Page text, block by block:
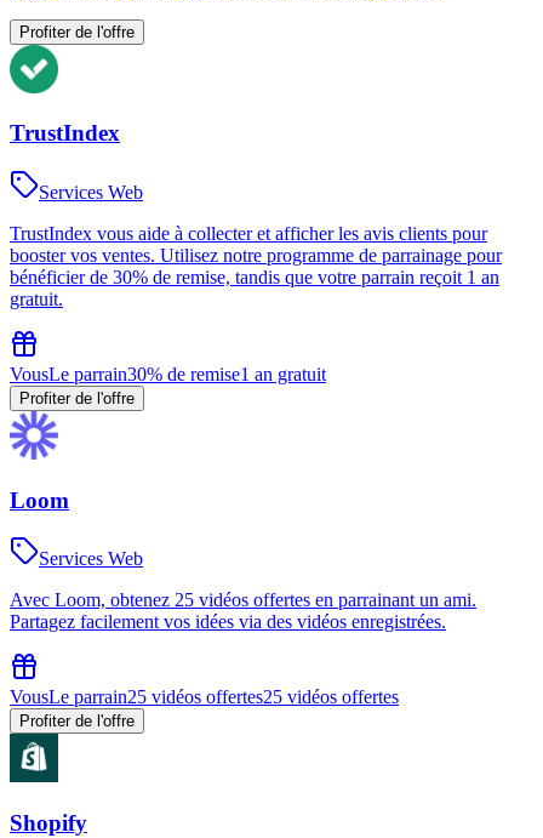
Profiter de l'offre
TrustIndex
Services Web
TrustIndex vous aide à collecter et afficher les avis clients pour
booster vos ventes. Utilisez notre programme de parrainage pour
bénéficier de 30% de remise, tandis que votre parrain reçoit 1 an
gratuit.
VousLe parrain30% de remise1 an gratuit
Profiter de l'offre
Loom
Services Web
Avec Loom, obtenez 25 vidéos offertes en parrainant un ami.
Partagez facilement vos idées via des vidéos enregistrées.
VousLe parrain25 vidéos offertes25 vidéos offertes
Profiter de l'offre
Shopify